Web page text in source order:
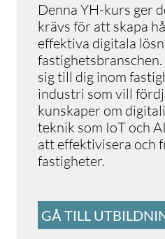
Denna YH-kurs ger
krävs för att skapa
effektiva digitala
sig till dig inom
industri som vill
kunskaper om
teknik som IoT och
att effektivisera och
fastigheter.
GÅ TILL